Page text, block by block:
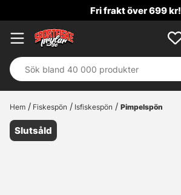
Fri frakt över 699 kr!
Hem Fiskespön Isfiskespön Pimpelspön
Slutsåld